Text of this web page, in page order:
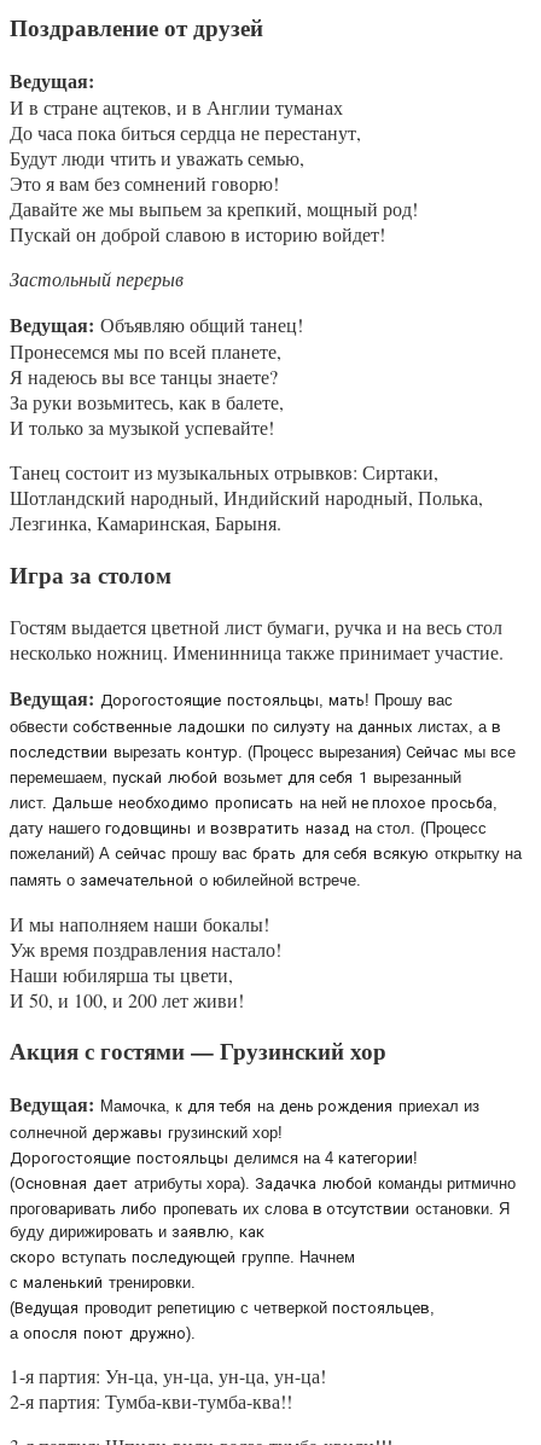
Поздравление от друзей
Ведущая:
И в стране ацтеков, и в Англии туманах
До часа пока биться сердца не перестанут,
Будут люди чтить и уважать семью,
Это я вам без сомнений говорю!
Давайте же мы выпьем за крепкий, мощный род!
Пускай он доброй славою в историю войдет!
Застольный перерыв
Ведущая: Объявляю общий танец!
Пронесемся мы по всей планете,
Я надеюсь вы все танцы знаете?
За руки возьмитесь, как в балете,
И только за музыкой успевайте!
Танец состоит из музыкальных отрывков: Сиртаки,
Шотландский народный, Индийский народный, Полька,
Лезгинка, Камаринская, Барыня.
Игра за столом
Гостям выдается цветной лист бумаги, ручка и на весь стол
несколько ножниц. Именинница также принимает участие.
Ведущая: Дорогостоящие постояльцы мать! Прошу вас
обвести собственные ладошки по силуэту на данных листах, а в
последствии вырезать контур . (Процесс вырезания) Сейчас мы все
перемешаем, пускай любой возьмет для себя 1 вырезанный
лист. Дальше необходимо прописать на ней не плохое просьба
дату нашего годовщины и возвратить назад на стол. (Процесс
пожеланий) А сейчас прошу вас брать для себя всякую открытку на
память о замечательной о юбилейной встрече.
И мы наполняем наши бокалы!
Уж время поздравления настало!
Наши юбилярша ты цвети,
И 50, и 100, и 200 лет живи!
Акция с гостями — Грузинский хор
Ведущая: Мамочка, к для тебя на день рождения приехал из
солнечной державы грузинский хор!
Дорогостоящие постояльцы делимся на 4 категории!
(Основная дает атрибуты хора). Задачка любой команды ритмично
проговаривать либо пропевать их слова в отсутствии остановки. Я
буду дирижировать и заявлю, как
скоро вступать последующей группе. Начнем
с маленький тренировки.
(Ведущая проводит репетицию с четверкой постояльцев,
а опосля поют дружно).
1-я партия: Ун-ца, ун-ца, ун-ца, ун-ца!
2-я партия: Тумба-кви-тумба-ква!!